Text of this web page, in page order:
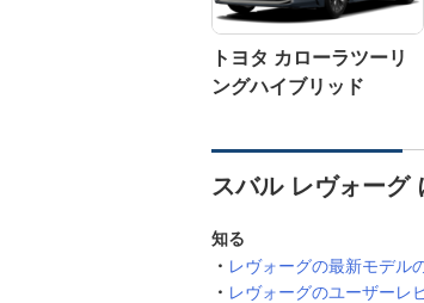
トヨタ カローラツーリ
ングハイブリッド
スバル レヴォーグ
知る
レヴォーグの最新モデル
レヴォーグのユーザーレ